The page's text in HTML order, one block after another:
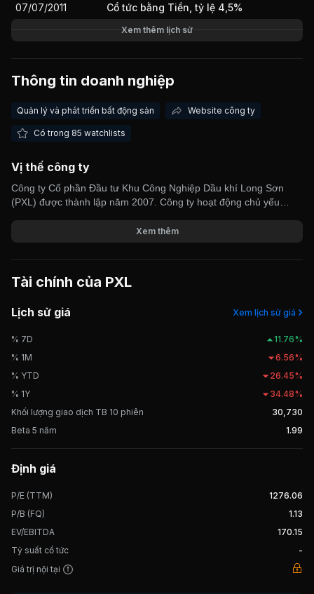
Giá trị giao dịch nhà đầu tư nước ngoài 10 phiên gần nhất
07/07/2011 Cổ tức bằng Tiền, tỷ lệ 4,5%
Xem thêm lịch sử
Thông tin doanh nghiệp
Quản lý và phát triển bất động sản Website công ty
Có trong 85 watchlists
Vị thế công ty
Công ty Cổ phần Đầu tư Khu Công Nghiệp Dầu khí Long Sơn
(PXL) được thành lập năm 2007. Công ty hoạt động chủ yếu
kinh doanh bất động sản. Thị trường khai thác của Công ty tập
trung tại tỉnh Bà Rịa - Vũng Tàu, TP HCM và đang mở rộng ra
các tỉnh lân cận. Một số dự án của PXL bao gồm Khu dân cư
3, Thái An 4, Long Sơn Building,... PXL được chính thức niêm yết
Minh (HOSE) từ năm 2010.
Xem thêm
Tài chính của PXL
Lịch sử giá Xem lịch sử giá
% 7D
11.76%
% 1M
6.56%
% YTD
26.45%
% 1Y
34.48%
Khối lượng giao dịch TB 10 phiên
30,730
Beta 5 năm
1.99
Định giá
P/E (TTM)
1276.06
P/B (FQ)
1.13
EV/EBITDA
170.15
Tỷ suất cổ tức
-
Giá trị nội tại